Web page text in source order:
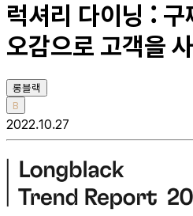
럭셔리 다이닝 : 구
오감으로 고객을
롱블랙
B
2022.10.27